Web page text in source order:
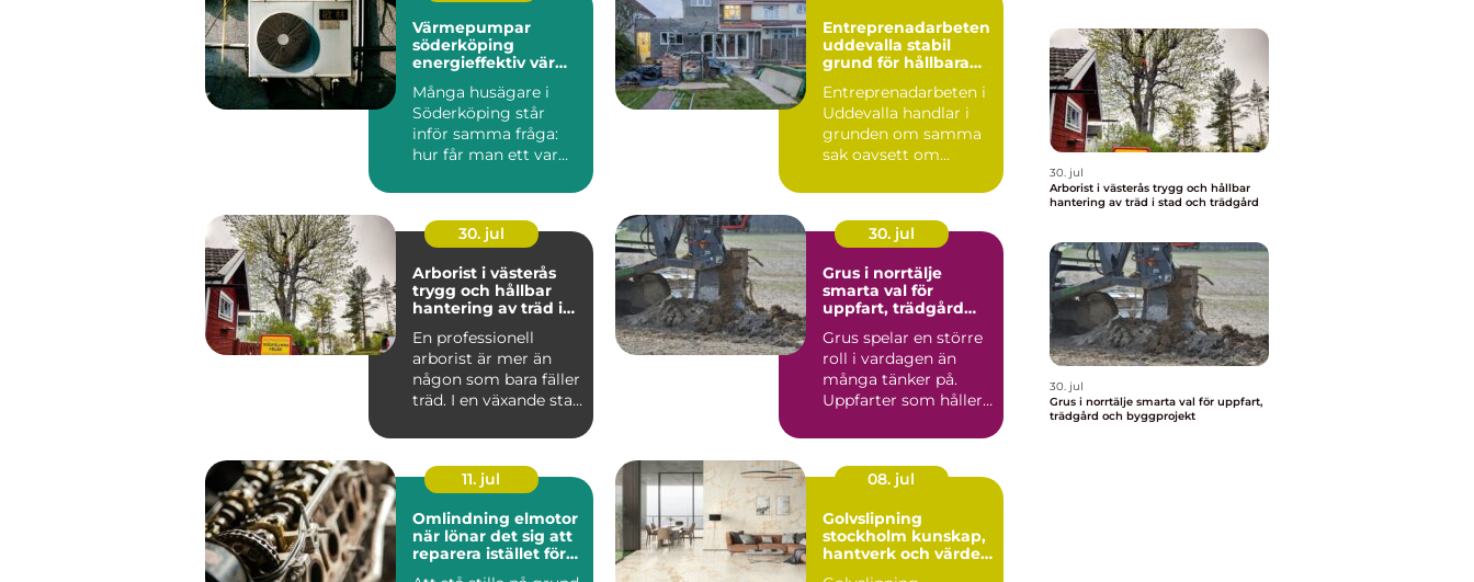
Värmepumpar
söderköping
energieffektiv värme
Många husägare i
Söderköping står
inför samma fråga:
hur får man ett varmt
året ru...
Entreprenadarbeten
uddevalla stabil
grund för hållbara
Entreprenadarbeten i
Uddevalla handlar i
grunden om samma
sak oavsett om
privatperson, ...
30. jul
Arborist i västerås
trygg och hållbar
hantering av träd i
En professionell
arborist är mer än
någon som bara fäller
träd. I en växande stad
30. jul
Grus i norrtälje
smarta val för
uppfart, trädgård
Grus spelar en större
roll i vardagen än
många tänker på.
Uppfarter som håller
11. jul
Omlindning elmotor
när lönar det sig att
reparera istället för
08. jul
Golvslipning
stockholm kunskap,
hantverk och värde i
30. jul
Arborist i västerås trygg och hållbar
hantering av träd i stad och trädgård
30. jul
Grus i norrtälje smarta val för uppfart,
trädgård och byggprojekt